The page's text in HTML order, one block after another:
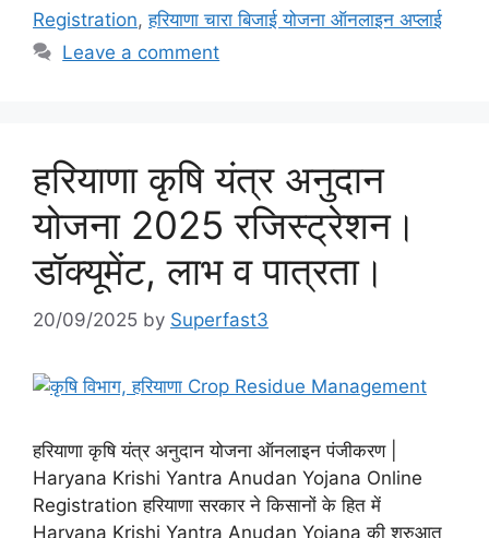
Registration,हरियाणा चारा बिजाई योजना ऑनलाइन अप्लाई
Leave a comment
हरियाणा कृषि यंत्र अनुदान
योजना 2025 रजिस्ट्रेशन।
डॉक्यूमेंट, लाभ व पात्रता।
20/09/2025 by Superfast3
हरियाणा कृषि यंत्र अनुदान योजना ऑनलाइन पंजीकरण |
Haryana Krishi Yantra Anudan Yojana Online
Registration हरियाणा सरकार ने किसानों के हित में
Haryana Krishi Yantra Anudan Yojana की शुरुआत